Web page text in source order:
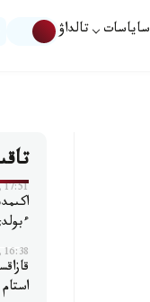
ساياسات تالداۋ
17:51, 08 تامىز 2026
16:38, 08 تامىز 2026